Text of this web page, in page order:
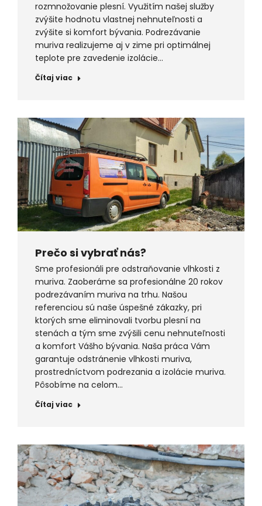
rozmnožovanie plesní. Využitím našej služby
zvýšite hodnotu vlastnej nehnuteľnosti a
zvýšite si komfort bývania. Podrezávanie
muriva realizujeme aj v zime pri optimálnej
teplote pre zavedenie izolácie…
Čítaj viac
Prečo si vybrať nás?
Sme profesionáli pre odstraňovanie vlhkosti z
muriva. Zaoberáme sa profesionálne 20 rokov
podrezávaním muriva na trhu. Našou
referenciou sú naše úspešné zákazky, pri
ktorých sme eliminovali tvorbu plesní na
stenách a tým sme zvýšili cenu nehnuteľnosti
a komfort Vášho bývania. Naša práca Vám
garantuje odstránenie vlhkosti muriva,
prostredníctvom podrezania a izolácie muriva.
Pôsobíme na celom…
Čítaj viac